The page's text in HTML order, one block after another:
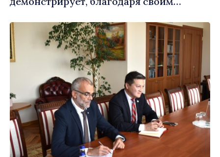
заслуживает стать частью большой
европейской семьи»